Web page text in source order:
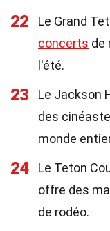
22
Le Grand
concerts de
l'été.
23
Le Jackson
des
monde
24
Le Teton
offre des
de rodéo.